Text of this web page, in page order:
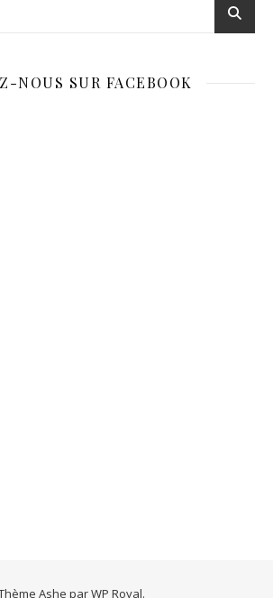
NOUS SUR FACEBOOK
Ashe parWP Royal.